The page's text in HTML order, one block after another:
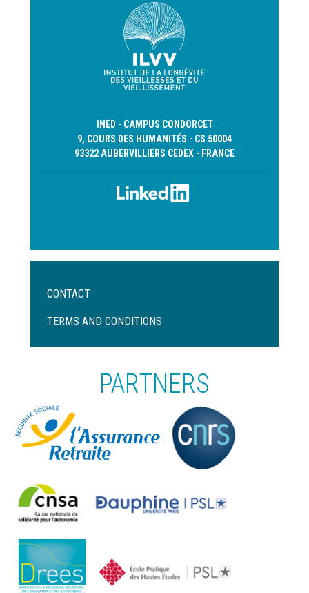
INED - CAMPUS CONDORCET
9, COURS DES HUMANITÉS - CS 50004
93322 AUBERVILLIERS CEDEX - FRANCE
Menu
de
CONTACT
TERMS AND CONDITIONS
PARTNERS